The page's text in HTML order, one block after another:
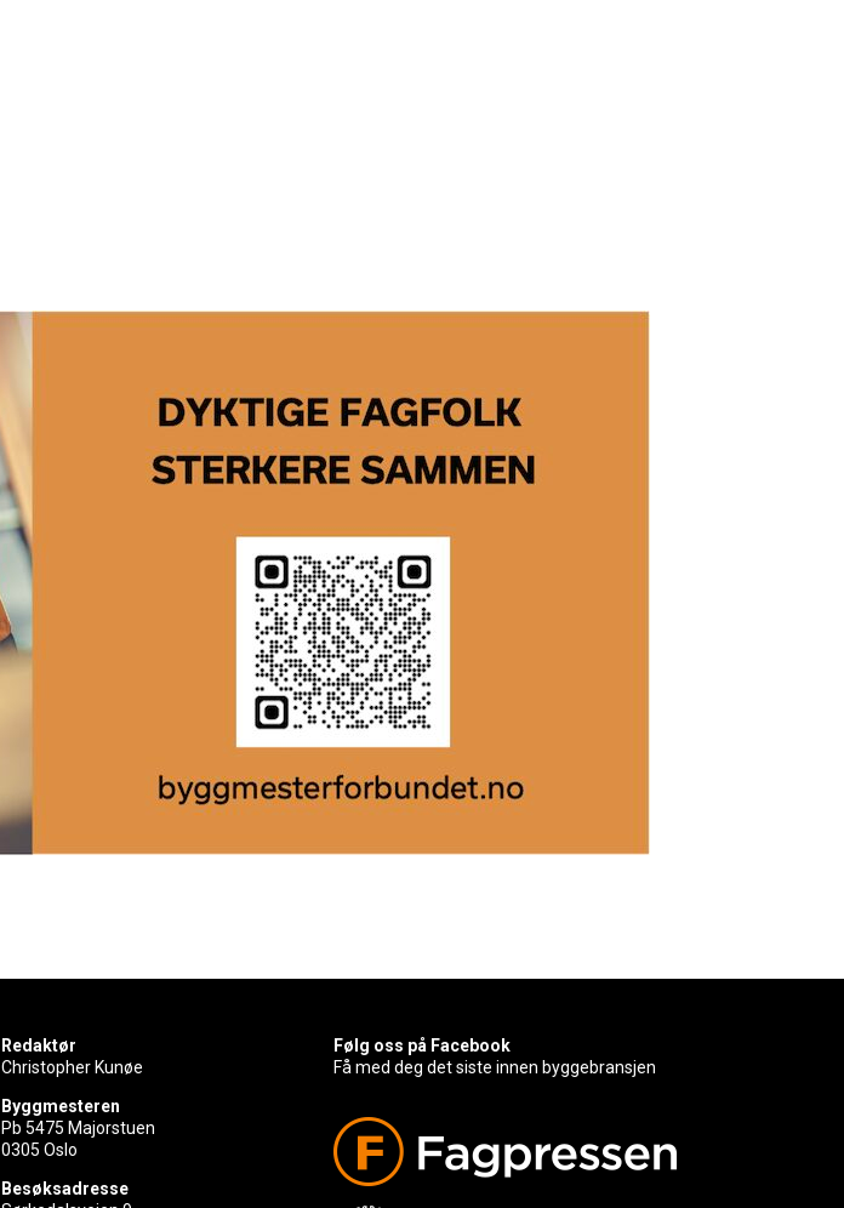
Redaktør
Christopher Kunøe
Byggmesteren
Pb 5475 Majorstuen
0305 Oslo
Besøksadresse
Følg oss på Facebook
Få med deg det siste innen byggebransjen